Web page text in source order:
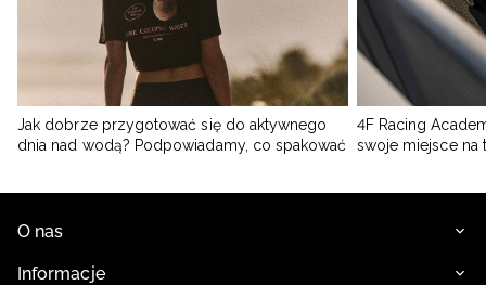
Jak dobrze przygotować się do aktywnego
dnia nad wodą? Podpowiadamy, co spakować
4F Racing
swoje miejsce na
O nas
Informacje